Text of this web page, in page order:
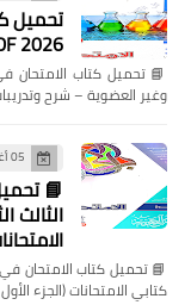
تحميل
2026 PDF | العضوية وغير العضوية
وغير العضوية – شرح
05 أغسطس 2025
📘
كتابي الامتحانات (الجزء